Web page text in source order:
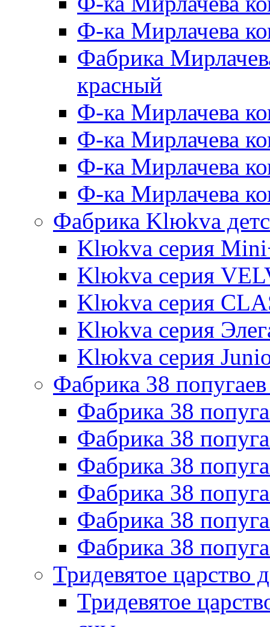
Ф-ка Мирлачева
Фабрика
красный
Ф-ка Мирлачева
Ф-ка Мирлачева
Ф-ка Мирлачева
Ф-ка Мирлачева
Фабрика Klюkva
Klюkva серия
Klюkva серия
Klюkva серия
Klюkva серия
Klюkva серия
Фабрика 38
Фабрика 38
Фабрика 38
Фабрика 38
Фабрика 38
Фабрика 38
Фабрика 38
Тридевятое царство
Тридевятое